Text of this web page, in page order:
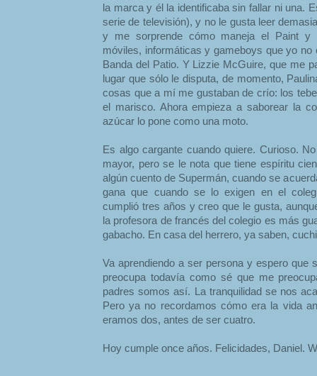
la marca y él la identificaba sin fallar ni una.
serie de televisión), y no le gusta leer
y me sorprende cómo maneja el Paint y
móviles, informáticas y gameboys que yo no
Banda del Patio. Y Lizzie McGuire, que me
lugar que sólo le disputa, de momento,
cosas que a mí me gustaban de crío: los
el marisco. Ahora empieza a saborear la
azúcar lo pone como una moto.
Es algo cargante cuando quiere. Curioso.
mayor, pero se le nota que tiene espíritu
algún cuento de Supermán, cuando se
gana que cuando se lo exigen en el
cumplió tres años y creo que le gusta,
la profesora de francés del colegio es más
gabacho. En casa del herrero, ya saben,
Va aprendiendo a ser persona y espero que
preocupa todavía como sé que me
padres somos así. La tranquilidad se nos
Pero ya no recordamos cómo era la vida
eramos dos, antes de ser cuatro.
Hoy cumple once años. Felicidades, Daniel.